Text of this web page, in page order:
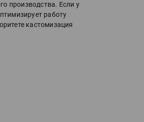
производства. Если у
работу
кастомизация